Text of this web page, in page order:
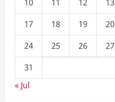
10 11 12 13
17
18 19 20
24
25 26 27
31
« Jul